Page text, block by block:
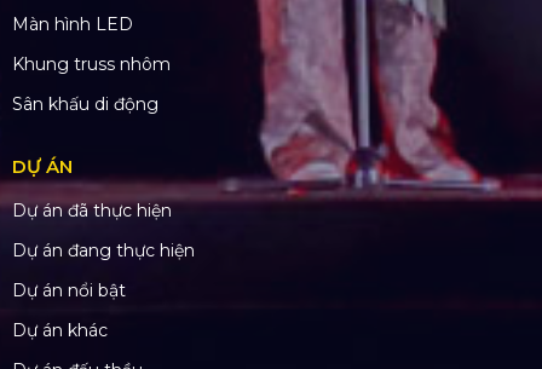
Màn hình LED
Khung truss nhôm
Sân khấu di động
DỰ ÁN
Dự án đã thực hiện
Dự án đang thực hiện
Dự án nổi bật
Dự án khác